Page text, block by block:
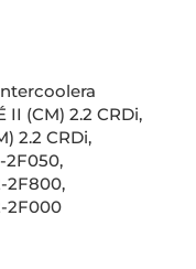
II (CM) 2.2 CRDi,
2.2 CRDi,
2F050,
2F800,
2F000